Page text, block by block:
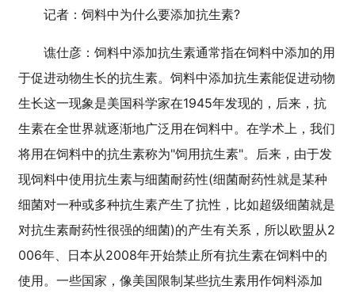
记者：饲料中为什么要添加抗生素?
谯仕彦：饲料中添加抗生素通常指在饲料中添加的用
于促进动物生长的抗生素。饲料中添加抗生素能促进动物
生长这一现象是美国科学家在1945年发现的，后来，抗
生素在全世界就逐渐地广泛用在饲料中。在学术上，我们
将用在饲料中的抗生素称为"饲用抗生素"。后来，由于发
现饲料中使用抗生素与细菌耐药性(细菌耐药性就是某种
细菌对一种或多种抗生素产生了抗性，比如超级细菌就是
对抗生素耐药性很强的细菌)的产生有关系，所以欧盟从2
006年、日本从2008年开始禁止所有抗生素在饲料中的
使用。一些国家，像美国限制某些抗生素用作饲料添加